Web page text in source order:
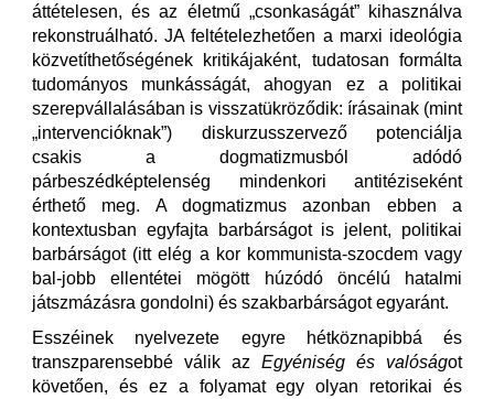
áttételesen, és az életmű „csonkaságát” kihasználva
rekonstruálható. JA feltételezhetően a marxi ideológia
közvetíthetőségének kritikájaként, tudatosan formálta
tudományos munkásságát, ahogyan ez a politikai
szerepvállalásában is visszatükröződik: írásainak (mint
„intervencióknak”) diskurzusszervező potenciálja
csakis a dogmatizmusból adódó
párbeszédképtelenség mindenkori antitéziseként
érthető meg. A dogmatizmus azonban ebben a
kontextusban egyfajta barbárságot is jelent, politikai
barbárságot (itt elég a kor kommunista-szocdem vagy
bal-jobb ellentétei mögött húzódó öncélú hatalmi
játszmázásra gondolni) és szakbarbárságot egyaránt.
Esszéinek nyelvezete egyre hétköznapibbá és
transzparensebbé válik az Egyéniség és valóságot
követően, és ez a folyamat egy olyan retorikai és